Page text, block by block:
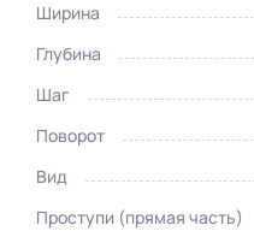
Ширина
Глубина
Шаг
Поворот
Вид
Проступи (прямая часть)